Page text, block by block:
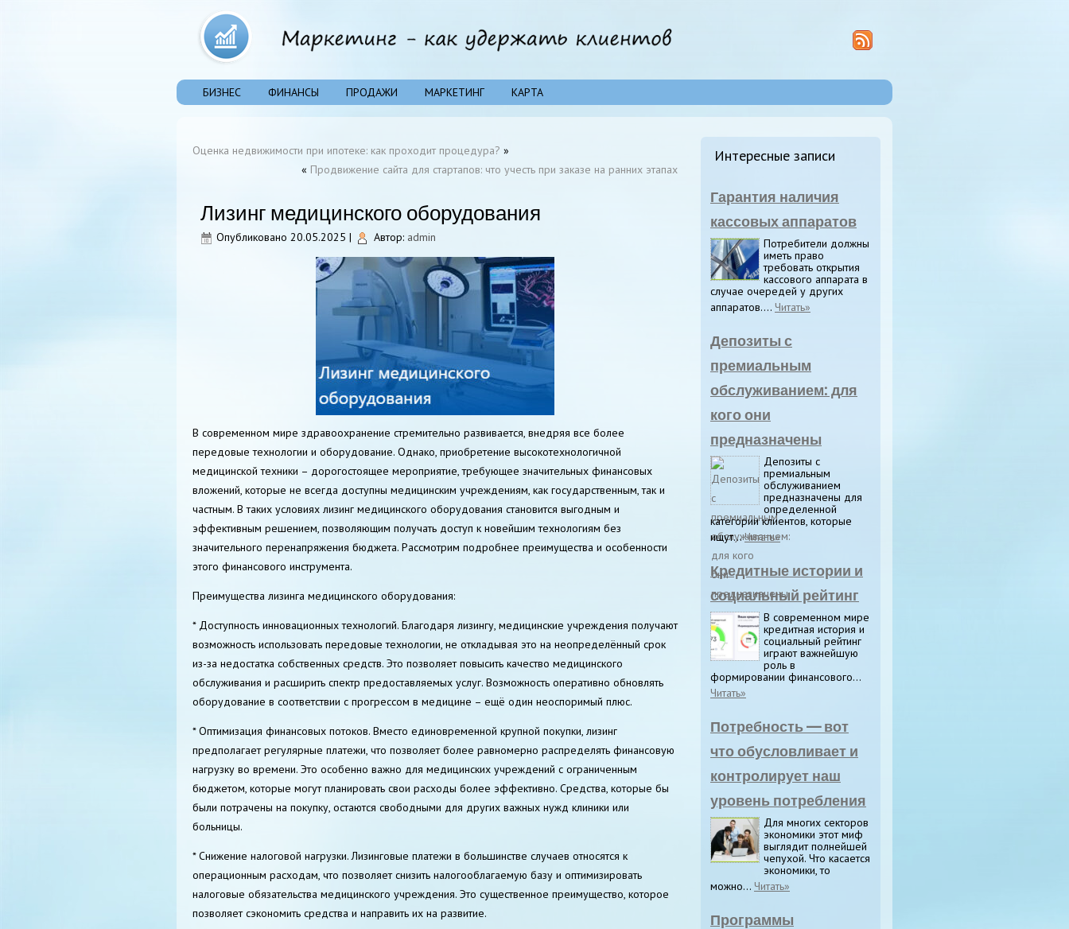
БИЗНЕС ФИНАНСЫ ПРОДАЖИ МАРКЕТИНГ КАРТА
Оценка недвижимости при ипотеке: как проходит процедура? »
« Продвижение сайта для стартапов: что учесть при заказе на ранних этапах
Лизинг медицинского оборудования
Опубликовано 20.05.2025 | Автор: admin
В современном мире здравоохранение стремительно развивается, внедряя все более
передовые технологии и оборудование. Однако, приобретение высокотехнологичной
медицинской техники – дорогостоящее мероприятие, требующее значительных финансовых
вложений, которые не всегда доступны медицинским учреждениям, как государственным, так и
частным. В таких условиях лизинг медицинского оборудования становится выгодным и
эффективным решением, позволяющим получать доступ к новейшим технологиям без
значительного перенапряжения бюджета. Рассмотрим подробнее преимущества и особенности
этого финансового инструмента.
Преимущества лизинга медицинского оборудования:
* Доступность инновационных технологий. Благодаря лизингу, медицинские учреждения получают
возможность использовать передовые технологии, не откладывая это на неопределённый срок
из-за недостатка собственных средств. Это позволяет повысить качество медицинского
обслуживания и расширить спектр предоставляемых услуг. Возможность оперативно обновлять
оборудование в соответствии с прогрессом в медицине – ещё один неоспоримый плюс.
* Оптимизация финансовых потоков. Вместо единовременной крупной покупки, лизинг
предполагает регулярные платежи, что позволяет более равномерно распределять финансовую
нагрузку во времени. Это особенно важно для медицинских учреждений с ограниченным
бюджетом, которые могут планировать свои расходы более эффективно. Средства, которые бы
были потрачены на покупку, остаются свободными для других важных нужд клиники или
больницы.
* Снижение налоговой нагрузки. Лизинговые платежи в большинстве случаев относятся к
операционным расходам, что позволяет снизить налогооблагаемую базу и оптимизировать
налоговые обязательства медицинского учреждения. Это существенное преимущество, которое
позволяет сэкономить средства и направить их на развитие.
Интересные записи
Гарантия наличия
кассовых аппаратов
Потребители должны
иметь право
требовать открытия
кассового аппарата в
случае очередей у других
аппаратов.... Читать»
Депозиты с
премиальным
обслуживанием: для
кого они
предназначены
Депозиты с
премиальным
обслуживанием
предназначены для
определенной
категории клиентов, которые
ищут...Читать»
Кредитные истории и
социальный рейтинг
В современном мире
кредитная история и
социальный рейтинг
играют важнейшую
роль в
формировании финансового...
Читать»
Потребность — вот
что обусловливает и
контролирует наш
уровень потребления
Для многих секторов
экономики этот миф
выглядит полнейшей
чепухой. Что касается
экономики, то
можно... Читать»
Программы